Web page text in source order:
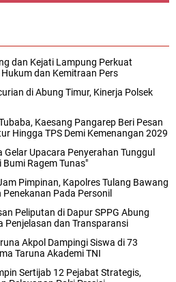
dan Kejati Lampung Perkuat
dan Kemitraan Pers
di Abung Timur, Kinerja Polsek
Kaesang Pangarep Beri Pesan
Hingga TPS Demi Kemenangan 2029
Gelar Upacara Penyerahan Tunggul
Ragem Tunas"
Pimpinan, Kapolres Tulang Bawang
Pada Personil
Peliputan di Dapur SPPG Abung
Penjelasan dan Transparansi
Akpol Dampingi Siswa di 73
Taruna Akademi TNI
Sertijab 12 Pejabat Strategis,